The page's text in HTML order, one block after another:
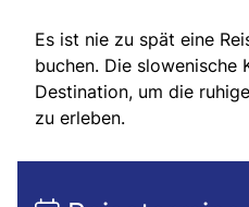
Es ist nie zu spät eine
buchen. Die slowenische
Destination, um die
zu erleben.